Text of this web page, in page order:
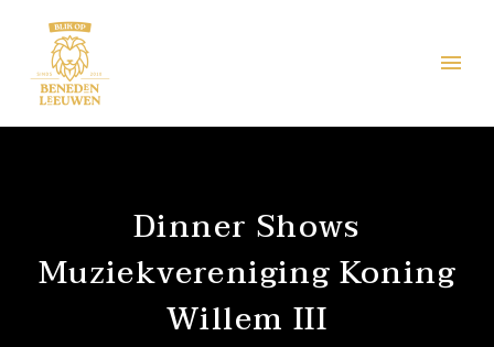
Dinner Shows
Muziekvereniging Koning
Willem III